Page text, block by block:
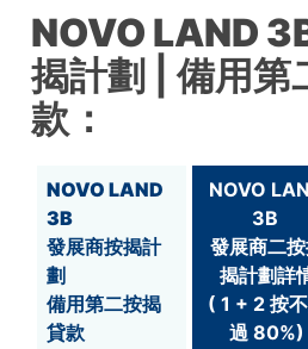
NOVO LAND
揭計劃
| 備用
款：
NOVO LAND
3B
發展商按揭計
劃
備用第二按揭
貸款
NOVO
3B
發展商二
揭計劃詳
( 1 + 2 按
過 80%)